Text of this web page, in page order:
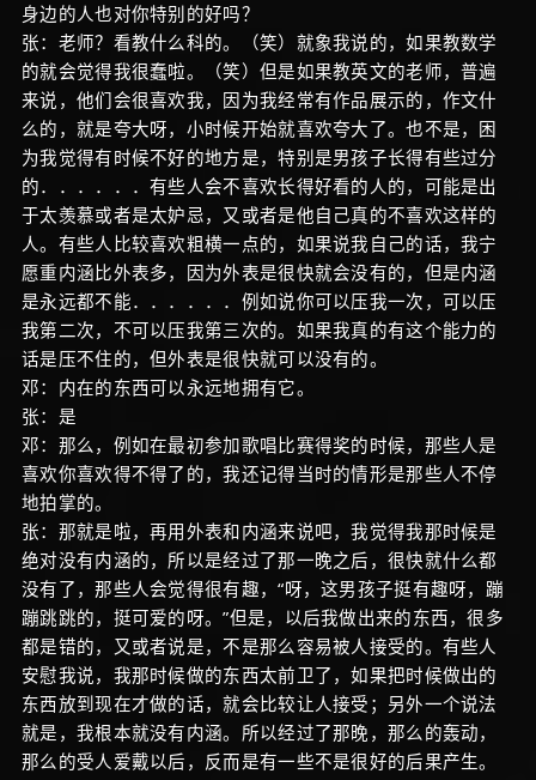
身边的人也对你特别的好吗？
张：老师？看教什么科的。（笑）就象我说的，如果教数学
的就会觉得我很蠢啦。（笑）但是如果教英文的老师，普遍
来说，他们会很喜欢我，因为我经常有作品展示的，作文什
么的，就是夸大呀，小时候开始就喜欢夸大了。也不是，困
为我觉得有时候不好的地方是，特别是男孩子长得有些过分
的．．．．．．有些人会不喜欢长得好看的人的，可能是出
于太羡慕或者是太妒忌，又或者是他自己真的不喜欢这样的
人。有些人比较喜欢粗横一点的，如果说我自己的话，我宁
愿重内涵比外表多，因为外表是很快就会没有的，但是内涵
是永远都不能．．．．．．例如说你可以压我一次，可以压
我第二次，不可以压我第三次的。如果我真的有这个能力的
话是压不住的，但外表是很快就可以没有的。
邓：内在的东西可以永远地拥有它。
张：是
邓：那么，例如在最初参加歌唱比赛得奖的时候，那些人是
喜欢你喜欢得不得了的，我还记得当时的情形是那些人不停
地拍掌的。
张：那就是啦，再用外表和内涵来说吧，我觉得我那时候是
绝对没有内涵的，所以是经过了那一晚之后，很快就什么都
没有了，那些人会觉得很有趣，“呀，这男孩子挺有趣呀，蹦
蹦跳跳的，挺可爱的呀。”但是，以后我做出来的东西，很多
都是错的，又或者说是，不是那么容易被人接受的。有些人
安慰我说，我那时候做的东西太前卫了，如果把时候做出的
东西放到现在才做的话，就会比较让人接受；另外一个说法
就是，我根本就没有内涵。所以经过了那晚，那么的轰动，
那么的受人爱戴以后，反而是有一些不是很好的后果产生。